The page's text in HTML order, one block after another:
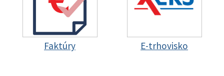
Faktúry E-trhovisko